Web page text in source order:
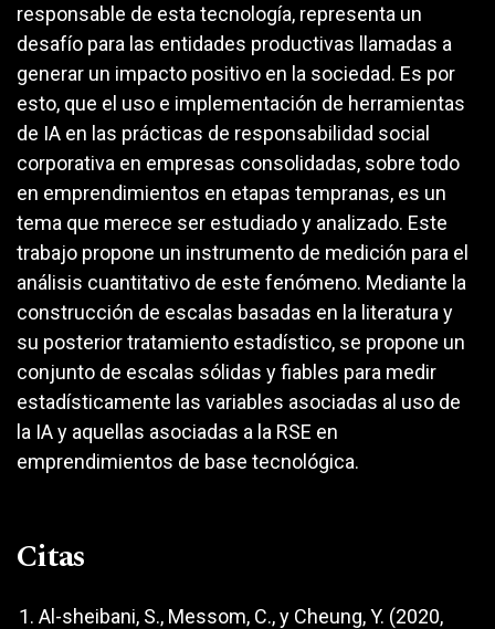
responsable de esta tecnología, representa un
desafío para las entidades productivas llamadas a
generar un impacto positivo en la sociedad. Es por
esto, que el uso e implementación de herramientas
de IA en las prácticas de responsabilidad social
corporativa en empresas consolidadas, sobre todo
en emprendimientos en etapas tempranas, es un
tema que merece ser estudiado y analizado. Este
trabajo propone un instrumento de medición para el
análisis cuantitativo de este fenómeno. Mediante la
construcción de escalas basadas en la literatura y
su posterior tratamiento estadístico, se propone un
conjunto de escalas sólidas y fiables para medir
estadísticamente las variables asociadas al uso de
la IA y aquellas asociadas a la RSE en
emprendimientos de base tecnológica.
Citas
Al-sheibani, S., Messom, C., y Cheung, Y. (2020,